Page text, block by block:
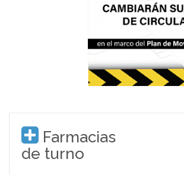
Farmacias
de turno